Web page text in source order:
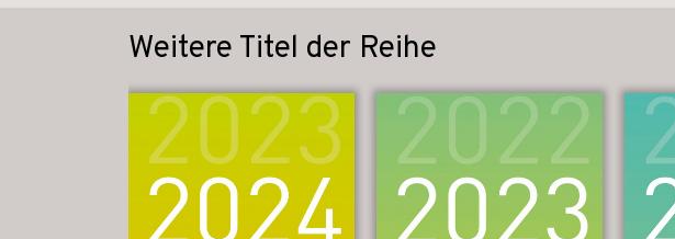
Weitere Titel der Reihe